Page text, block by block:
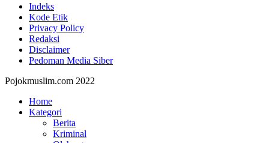
Indeks
Kode Etik
Privacy Policy
Redaksi
Disclaimer
Pedoman Media Siber
Pojokmuslim.com 2022
Home
Kategori
Berita
Kriminal